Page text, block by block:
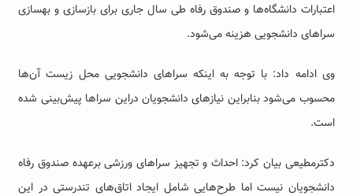
اعتبارات دانشگاه‌ها و صندوق رفاه طی سال جاری برای بازسازی و بهسازی
سراهای دانشجویی هزینه می‌شود.
وی ادامه داد: با توجه به اینکه سراهای دانشجویی محل زیست آن‌ها
محسوب می‌شود بنابراین نیازهای دانشجویان دراین سراها پیش‌بینی شده
است.
دکترمطیعی بیان کرد: احداث و تجهیز سراهای ورزشی برعهده صندوق رفاه
دانشجویان نیست اما طرح‌هایی شامل ایجاد اتاق‌های تندرستی در این